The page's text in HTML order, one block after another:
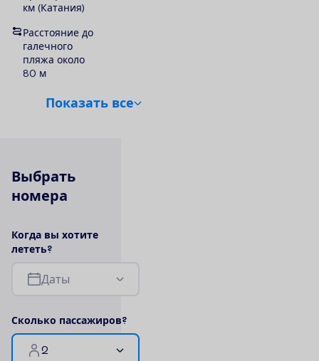
км (Катания)
Расстояние до
галечного
пляжа около
80 м
Показать все
Выбрать
номера
Когда вы хотите
лететь?
Даты
Сколько пассажиров?
2